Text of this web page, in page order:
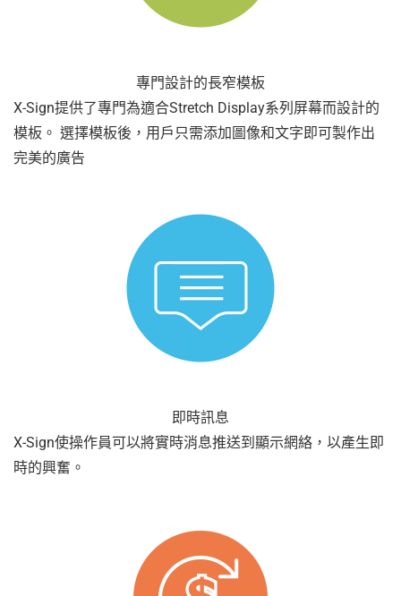
專門設計的長窄模板
X-Sign提供了專門為適合Stretch Display系列屏幕而設計的
模板。 選擇模板後，用戶只需添加圖像和文字即可製作出
完美的廣告
即時訊息
X-Sign使操作員可以將實時消息推送到顯示網絡，以產生即
時的興奮。